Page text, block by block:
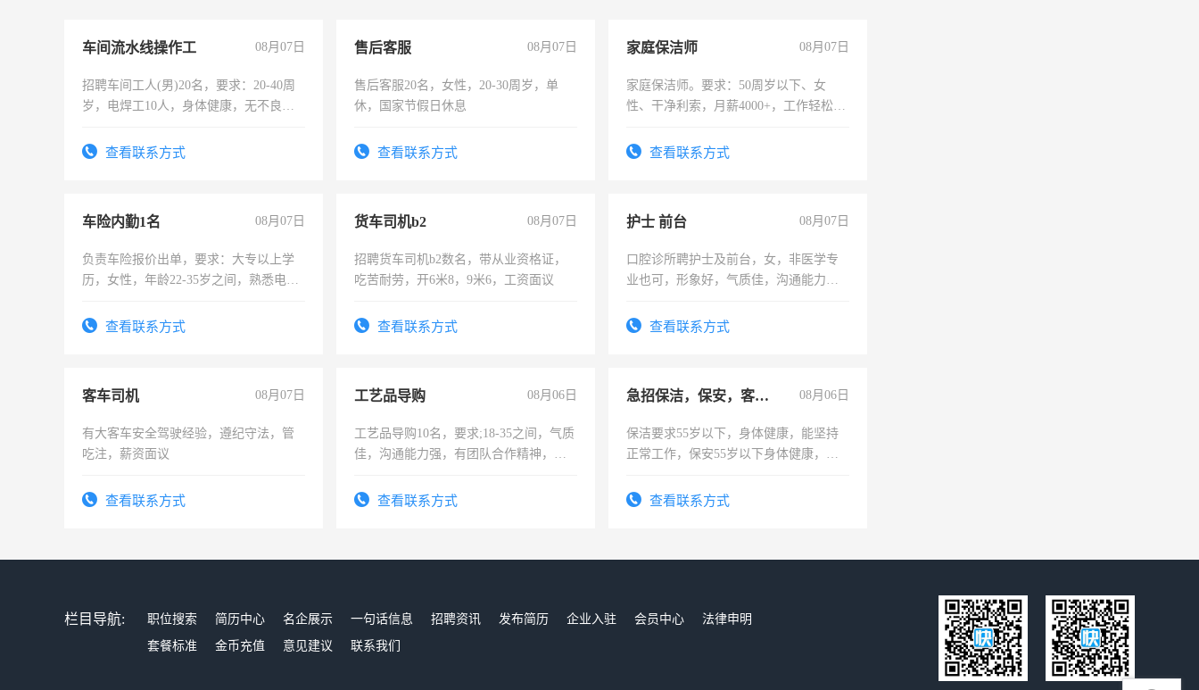
车间流水线操作工 08月07日
招聘车间工人(男)20名，要求：20-40周
岁，电焊工10人，身体健康，无不良嗜
宿，免费发放劳保用品，两班倒，每月
查看联系方式
售后客服 08月07日
售后客服20名，女性，20-30周岁，单
休，国家节假日休息
查看联系方式
家庭保洁师 08月07日
家庭保洁师。要求：50周岁以下、女
性、干净利索，月薪4000+，工作轻松，
太太等。查看联系方式
车险内勤1名 08月07日
负责车险报价出单，要求：大专以上学
历，女性，年龄22-35岁之间，熟悉电脑
试用期1-3个月，转正后交纳五险，
查看联系方式
货车司机b2 08月07日
招聘货车司机b2数名，带从业资格证，
吃苦耐劳，开6米8，9米6，工资面议
查看联系方式
护士 前台 08月07日
口腔诊所聘护士及前台，女，非医学专
业也可，形象好，气质佳，沟通能力
查看联系方式
客车司机 08月07日
有大客车安全驾驶经验，遵纪守法，管
吃注，薪资面议
查看联系方式
工艺品导购 08月06日
工艺品导购10名，要求;18-35之间，气质
佳，沟通能力强，有团队合作精神，有
查看联系方式
急招保洁，保安，客服，工程 08月06日
保洁要求55岁以下，身体健康，能坚持
正常工作，保安55岁以下身体健康，有
录，客服要求45岁以下高中以上文化，
查看联系方式
栏目导航: 职位搜索 简历中心 名企展示 一句话信息 招聘资讯 发布简历 企业入驻 会员中心
法律申明
套餐标准
金币充值 意见建议 联系我们